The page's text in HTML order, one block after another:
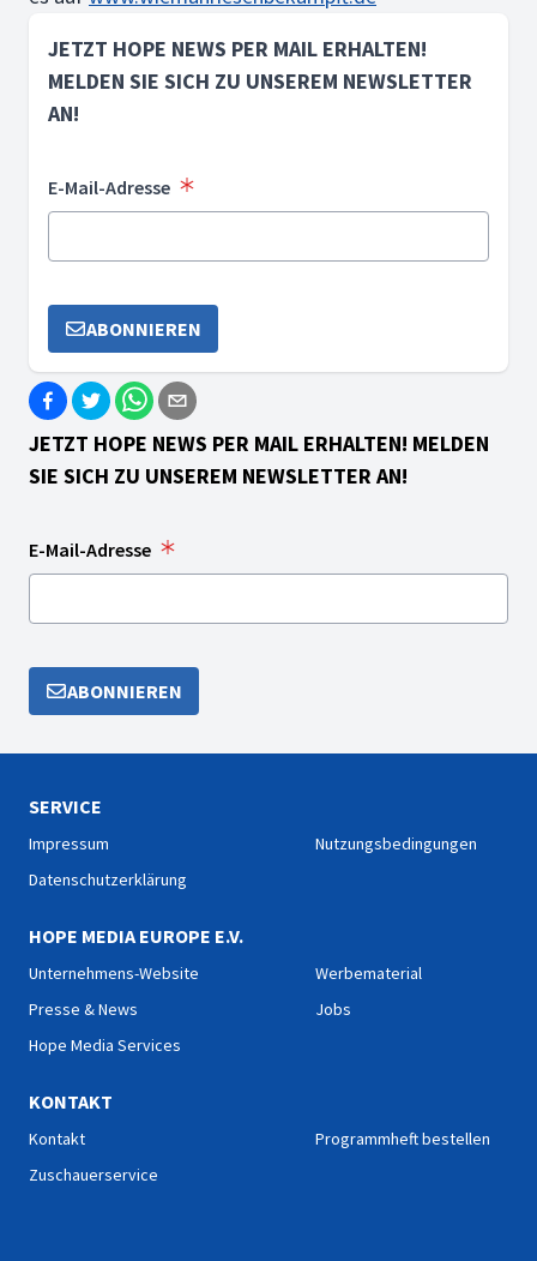
JETZT HOPE NEWS PER MAIL ERHALTEN!
MELDEN SIE SICH ZU UNSEREM NEWSLETTER
AN!
E-Mail-Adresse
ABONNIEREN
JETZT HOPE NEWS PER MAIL ERHALTEN! MELDEN
SIE SICH ZU UNSEREM NEWSLETTER AN!
E-Mail-Adresse
ABONNIEREN
SERVICE
Impressum
Datenschutzerklärung
Nutzungsbedingungen
HOPE MEDIA EUROPE E.V.
Unternehmens-Website
Presse & News
Hope Media Services
Werbematerial
Jobs
KONTAKT
Kontakt
Zuschauerservice
Programmheft bestellen